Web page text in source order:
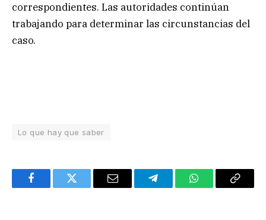
correspondientes. Las autoridades continúan
trabajando para determinar las circunstancias del
caso.
Lo que hay que saber
FacebookTwitter Email TelegramWhatsAppCopy